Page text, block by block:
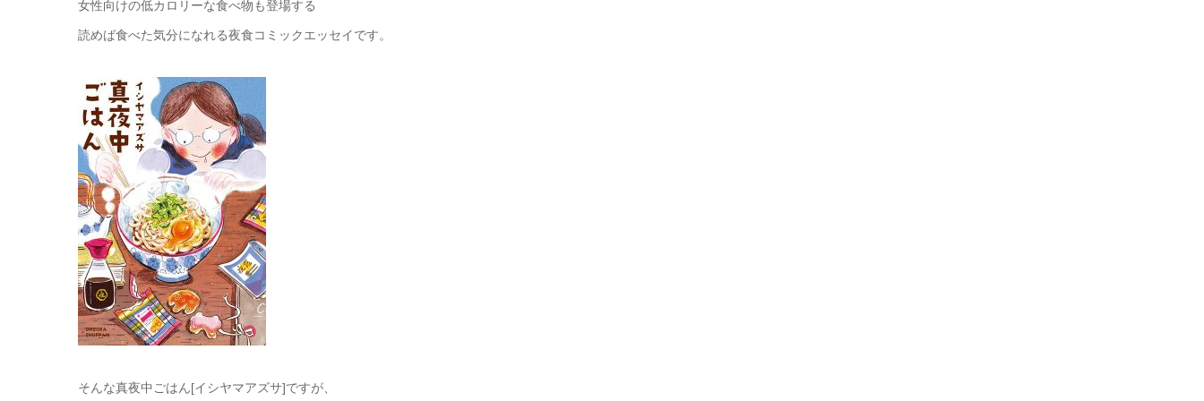
女性向けの低カロリーな食べ物も登場する
読めば食べた気分になれる夜食コミックエッセイです。
そんな真夜中ごはん[イシヤマアズサ]ですが、